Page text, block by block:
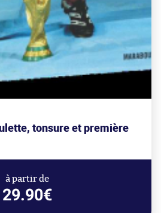
tonsure et première
à partir de
29.90€